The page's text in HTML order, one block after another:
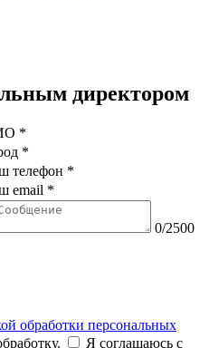
директором
*
*
телефон *
email *
0/2500
обработки персональных
Я соглашаюсь c